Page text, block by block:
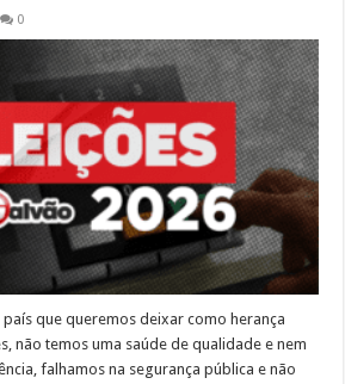
0
que queremos deixar como herança
não temos uma saúde de qualidade e nem
falhamos na segurança pública e não